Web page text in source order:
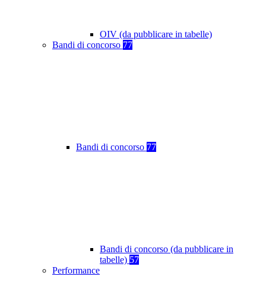
OIV (da pubblicare in tabelle)
Bandi di concorso 77
Bandi di concorso 77
Bandi di concorso (da pubblicare in
tabelle) 57
Performance